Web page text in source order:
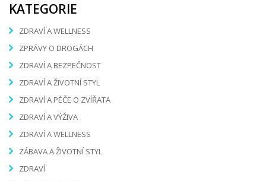
KATEGORIE
ZDRAVÍ A WELLNESS
ZPRÁVY O DROGÁCH
ZDRAVÍ A BEZPEČNOST
ZDRAVÍ A ŽIVOTNÍ STYL
ZDRAVÍ A PÉČE O ZVÍŘATA
ZDRAVÍ A VÝŽIVA
ZDRAVÍ A WELLNESS
ZÁBAVA A ŽIVOTNÍ STYL
ZDRAVÍ